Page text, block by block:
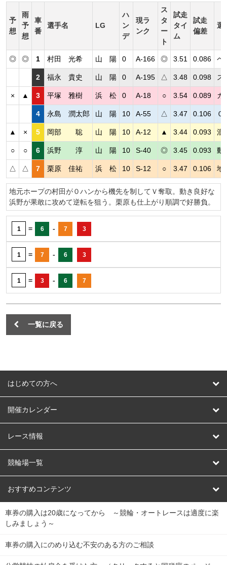
予
想
雨
予
想
車
番
選手名 LG
ハ
ン
デ
現ラ
ンク
ス
タ
ー
ト
試走
タイ
ム
試走
偏差
選
◎ ◎ 1 村田 光希 山 陽 0 A-166 ◎ 3.51 0.086 ペ
2 福永 貴史 山 陽 0 A-195 △ 3.48 0.098 ス
× ▲ 3 平塚 雅樹 浜 松 0 A-18 ○ 3.54 0.089 カ
4 永島 潤太郎 山 陽 10 A-55 △ 3.47 0.106 ０
▲ × 5 岡部 聡 山 陽 10 A-12 ▲ 3.44 0.093 混
○ ○ 6 浜野 淳 山 陽 10 S-40 ◎ 3.45 0.093 動
△ △ 7 栗原 佳祐 浜 松 10 S-12 ○ 3.47 0.106 地
地元ホープの村田が０ハンから機先を制してＶ奪取。動き良好な
浜野が果敢に攻めて逆転を狙う。栗原も仕上がり順調で好勝負。
1 = 6 - 7 3
1 = 7 - 6 3
1 = 3 - 6 7
一覧に戻る
はじめての方へ
はじめての方へ
開催カレンダー
競輪
オートレース
競輪くじ
Dokanto!
チャリロトプラザ
レース情報
レース予想
レース結果
キャリーオーバー一覧
競輪場一覧
北日本 函館競輪場
関
東
弥彦競輪場 前橋競輪場 取手競輪場 宇都宮競輪場
おすすめコンテンツ
競輪選手情報
Perfecta Navi
車券の購入は20歳になってから ～競輪・オートレースは適度に楽
しみましょう～
車券の購入にのめり込む不安のある方のご相談